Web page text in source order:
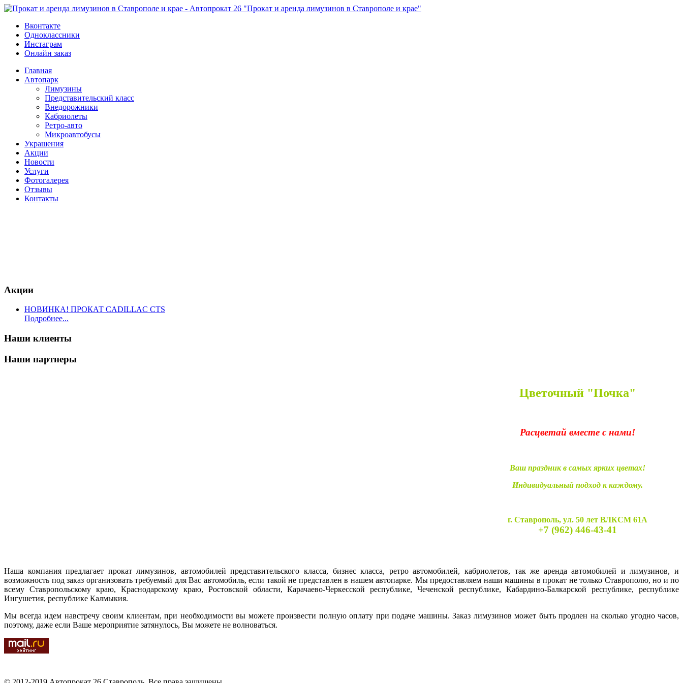
"Прокат и аренда лимузинов в Ставрополе и крае"
Вконтакте
Одноклассники
Инстаграм
Онлайн заказ
Главная
Автопарк
Лимузины
Представительский класс
Внедорожники
Кабриолеты
Ретро-авто
Микроавтобусы
Украшения
Акции
Новости
Услуги
Фотогалерея
Отзывы
­Контакты
Акции
НОВИНКА! ПРОКАТ CADILLAC CTS
Подробнее...
Наши клиенты
Наши партнеры
Цветочный "Почка"
Расцветай вместе с нами!
Ваш праздник в самых ярких цветах!
Индивидуальный подход к каждому.
г. Ставрополь, ул. 50 лет ВЛКСМ 61А
+7 (962) 446-43-41
Наша компания предлагает прокат лимузинов, автомобилей представительского класса, бизнес класса, ретро автомобилей, кабриолетов, так же аренда автомобилей и лимузинов, и
возможность под заказ организовать требуемый для Вас автомобиль, если такой не представлен в нашем автопарке. Мы предоставляем наши машины в прокат не только Ставрополю, но и по
всему Ставропольскому краю, Краснодарскому краю, Ростовской области, Карачаево-Черкесской республике, Чеченской республике, Кабардино-Балкарской республике, республике
Ингушетия, республике Калмыкия.
Мы всегда идем навстречу своим клиентам, при необходимости вы можете произвести полную оплату при подаче машины. Заказ лимузинов может быть продлен на сколько угодно часов,
поэтому, даже если Ваше мероприятие затянулось, Вы можете не волноваться.